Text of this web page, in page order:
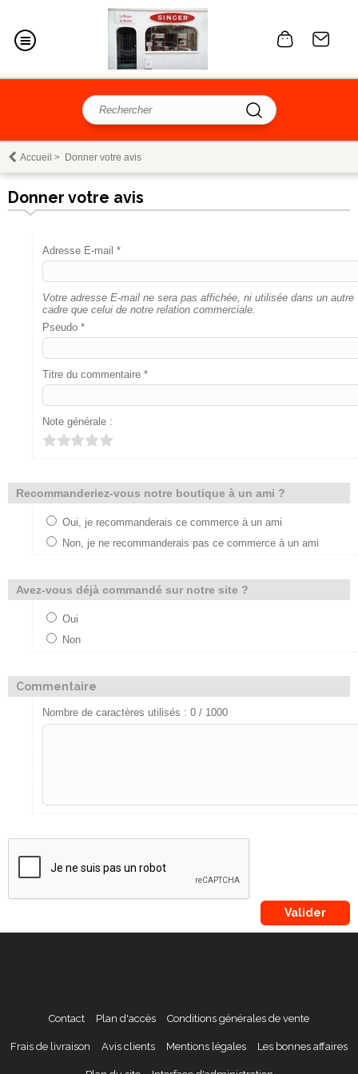
Accueil > Donner votre avis
Donner votre avis
Adresse E-mail *
Votre adresse E-mail ne sera pas affichée, ni utilisée dans un autre
cadre que celui de notre relation commerciale.
Pseudo *
Titre du commentaire *
Note générale :
Recommanderiez-vous notre boutique à un ami ?
Oui, je recommanderais ce commerce à un ami
Non, je ne recommanderais pas ce commerce à un ami
Avez-vous déjà commandé sur notre site ?
Oui
Non
Commentaire
Nombre de caractères utilisés : 0 / 1000
Contact Plan d'accès Conditions générales de vente
Frais de livraison Avis clients Mentions légales Les bonnes affaires